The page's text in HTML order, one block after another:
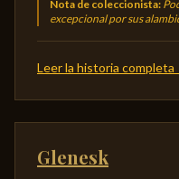
Nota de coleccionista:
excepcional por sus
Leer la historia completa
Glenesk